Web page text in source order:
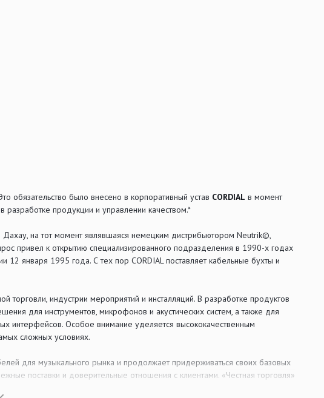
обязательство было внесено в корпоративный устав CORDIAL в момент
разработке продукции и управлении качеством.*
на тот момент являвшаяся немецким дистрибьютором Neutrik©,
привел к открытию специализированного подразделения в 1990-х годах
12 января 1995 года. С тех пор CORDIAL поставляет кабельные бухты и
торговли, индустрии мероприятий и инсталляций. В разработке продуктов
для инструментов, микрофонов и акустических систем, а также для
интерфейсов. Особое внимание уделяется высококачественным
сложных условиях.
для музыкального рынка и продолжает придерживаться своих базовых
поставки и доверительные отношения с клиентами. «Честная торговля»